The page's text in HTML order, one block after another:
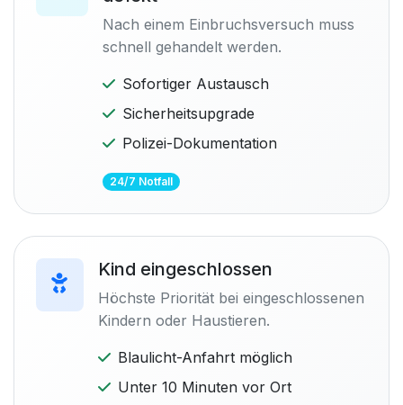
Nach einem Einbruchsversuch muss
schnell gehandelt werden.
Sofortiger Austausch
Sicherheitsupgrade
Polizei-Dokumentation
24/7 Notfall
Kind eingeschlossen
Höchste Priorität bei eingeschlossenen
Kindern oder Haustieren.
Blaulicht-Anfahrt möglich
Unter 10 Minuten vor Ort